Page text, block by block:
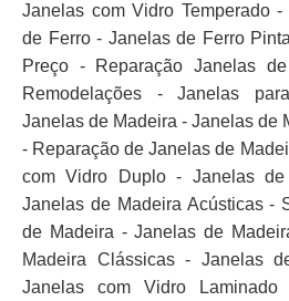
Janelas com Vidro Temperado
de Ferro - Janelas de Ferro
Preço - Reparação Janelas
Remodelações - Janelas
Janelas de Madeira - Janelas de
- Reparação de Janelas de
com Vidro Duplo - Janelas de
Janelas de Madeira Acústicas -
de Madeira - Janelas de
Madeira Clássicas - Janelas
Janelas com Vidro